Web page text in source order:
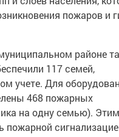
пожаров и
районе
117 семей,
учете. Для
468 пожарных
на одну семью). Этим
пожарной